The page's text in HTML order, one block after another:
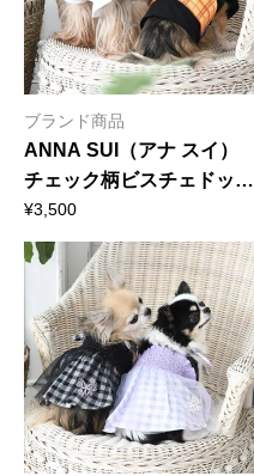
ブランド商品
ANNA SUI（アナ スイ）
チェック柄ビスチェドッキ
ングTシャツ（ショート
丈）
¥3,500